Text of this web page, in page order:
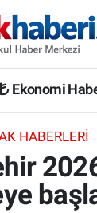
Ekonomi
HABERLERI